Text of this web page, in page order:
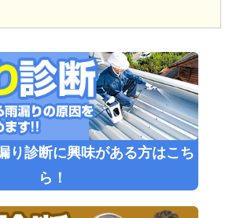
り診断に興味がある方はこち
ら！